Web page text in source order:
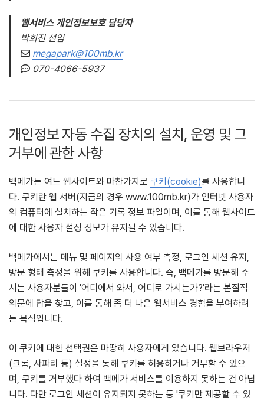
웹서비스 개인정보보호 담당자
박희진 선임
megapark@100mb.kr
070-4066-5937
개인정보 자동 수집 장치의 설치, 운영 및 그
거부에 관한 사항
백메가는 여느 웹사이트와 마찬가지로 쿠키(cookie)를 사용합니
다. 쿠키란 웹 서버(지금의 경우 www.100mb.kr)가 인터넷 사용자
의 컴퓨터에 설치하는 작은 기록 정보 파일이며, 이를 통해 웹사이트
에 대한 사용자 설정 정보가 유지될 수 있습니다.
백메가에서는 메뉴 및 페이지의 사용 여부 측정, 로그인 세션 유지,
방문 형태 측정을 위해 쿠키를 사용합니다. 즉, 백메가를 방문해 주
시는 사용자분들이 '어디에서 와서, 어디로 가시는가?'라는 본질적
의문에 답을 찾고, 이를 통해 좀 더 나은 웹서비스 경험을 부여하려
는 목적입니다.
이 쿠키에 대한 선택권은 마땅히 사용자에게 있습니다. 웹브라우저
(크롬, 사파리 등) 설정을 통해 쿠키를 허용하거나 거부할 수 있으
며, 쿠키를 거부했다 하여 백메가 서비스를 이용하지 못하는 건 아닙
니다. 다만 로그인 세션이 유지되지 못하는 등 '쿠키만 제공할 수 있